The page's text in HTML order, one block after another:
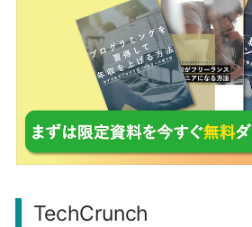
TechCrunch